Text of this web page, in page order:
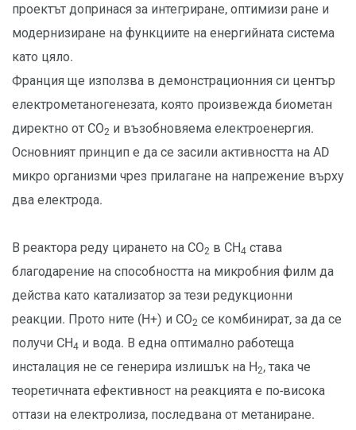
проектът допринася за интегриране, оптимизи ране и
модернизиране на функциите на енергийната система
като цяло.
Франция ще използва в демонстрационния си център
електрометаногенезата, която произвежда биометан
директно от CO2 и възобновяема електроенергия.
Основният принцип е да се засили активността на AD
микро организми чрез прилагане на напрежение върху
два електрода.
В реактора реду цирането на CO2 в CH4 става
благодарение на способността на микробния филм да
действа като катализатор за тези редукционни
реакции. Прото ните (H+) и CO2 се комбинират, за да се
получи CH4 и вода. В една оптимално работеща
инсталация не се генерира излишък на H2, така че
теоретичната ефективност на реакцията е по-висока
оттази на електролиза, последвана от метаниране.